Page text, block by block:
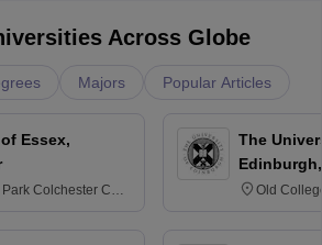
Across Globe
Majors Popular Articles
Essex,
Colchester CO4
The
Old